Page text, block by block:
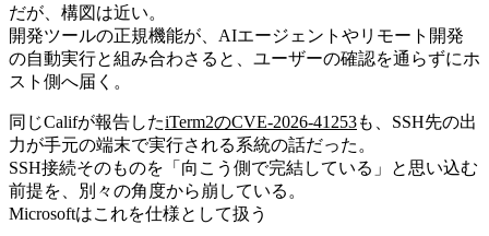
だが、構図は近い。
開発ツールの正規機能が、AIエージェントやリモート開発
の自動実行と組み合わさると、ユーザーの確認を通らずにホ
スト側へ届く。
同じCalifが報告したiTerm2のCVE-2026-41253も、SSH先の出
力が手元の端末で実行される系統の話だった。
SSH接続そのものを「向こう側で完結している」と思い込む
前提を、別々の角度から崩している。
Microsoftはこれを仕様として扱う